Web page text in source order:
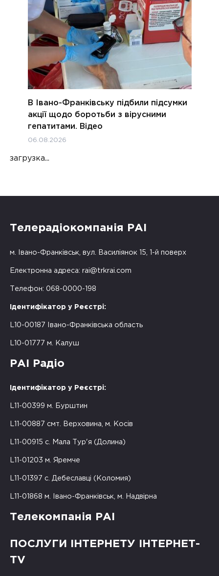
В Івано-Франківську підбили підсумки
акції щодо боротьби з вірусними
гепатитами. Відео
06.08.2026
загрузка...
Телерадіокомпанія РАІ
м. Івано-Франківськ, вул. Василіянок 15, 1-й поверх
Електронна адреса: rai@trkrai.com
Телефон: 068-0000-198
Ідентифікатор у Реєстрі:
L10-00187 Івано-Франківська область
L10-01777 м. Калуш
РАІ Радіо
Ідентифікатор у Реєстрі:
L11-00399 м. Бурштин
L11-00887 смт. Верховина, м. Косів
L11-00915 с. Мала Тур'я (Долина)
L11-01203 м. Яремче
L11-01397 с. Дебеславці (Коломия)
L11-01868 м. Івано-Франківськ, м. Надвірна
Телекомпанія РАІ
ПОСЛУГИ ІНТЕРНЕТУ ІНТЕРНЕТ-
TV